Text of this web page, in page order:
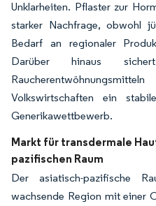
Unklarheiten. Pflaster zur
starker Nachfrage, obwohl
Bedarf an regionaler
Darüber hinaus
Volkswirtschaften ein
Generikawettbewerb.
Markt für transdermale
pazifischen Raum
Der asiatisch-pazifische
wachsende Region mit einer